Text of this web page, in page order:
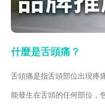
什麼是舌頭痛？
舌頭痛是指舌頭部位出現疼
能發生在舌頭的任何部位，